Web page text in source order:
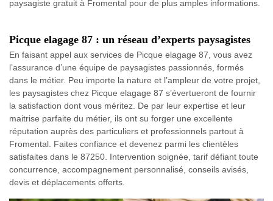
paysagiste gratuit à Fromental pour de plus amples informations.
Picque elagage 87 : un réseau d’experts paysagistes
En faisant appel aux services de Picque elagage 87, vous avez
l’assurance d’une équipe de paysagistes passionnés, formés
dans le métier. Peu importe la nature et l’ampleur de votre projet,
les paysagistes chez Picque elagage 87 s’évertueront de fournir
la satisfaction dont vous méritez. De par leur expertise et leur
maitrise parfaite du métier, ils ont su forger une excellente
réputation auprès des particuliers et professionnels partout à
Fromental. Faites confiance et devenez parmi les clientèles
satisfaites dans le 87250. Intervention soignée, tarif défiant toute
concurrence, accompagnement personnalisé, conseils avisés,
devis et déplacements offerts.